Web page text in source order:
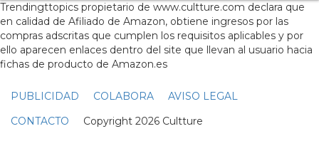
Trendingttopics propietario de www.cultture.com declara que
en calidad de Afiliado de Amazon, obtiene ingresos por las
compras adscritas que cumplen los requisitos aplicables y por
ello aparecen enlaces dentro del site que llevan al usuario hacia
fichas de producto de Amazon.es
PUBLICIDAD COLABORA
AVISO LEGAL
CONTACTO Copyright 2026 Cultture